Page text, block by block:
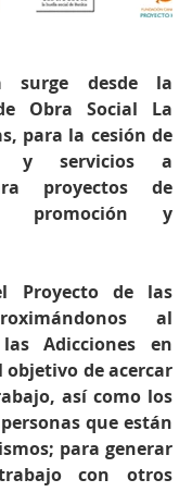
surge desde la
Obra Social La
para la cesión de
y servicios a
proyectos de
promoción y
Proyecto de las
al
Adicciones en
objetivo de acercar
así como los
que están
para generar
con otros